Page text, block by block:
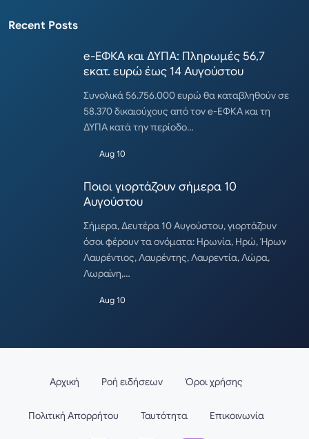
Recent Posts
e-ΕΦΚΑ και ΔΥΠΑ: Πληρωμές 56,7
εκατ. ευρώ έως 14 Αυγούστου
Συνολικά 56.756.000 ευρώ θα καταβληθούν σε
58.370 δικαιούχους από τον e-ΕΦΚΑ και τη
ΔΥΠΑ κατά την περίοδο…
Aug 10
Ποιοι γιορτάζουν σήμερα 10
Αυγούστου
Σήμερα, Δευτέρα 10 Αυγούστου, γιορτάζουν
όσοι φέρουν τα ονόματα: Ηρωνία, Ηρώ, Ήρων
Λαυρέντιος, Λαυρέντης, Λαυρεντία, Λώρα,
Λωραίνη,…
Aug 10
Αρχική Ροή ειδήσεων Όροι χρήσης
Πολιτική Απορρήτου Ταυτότητα Επικοινωνία